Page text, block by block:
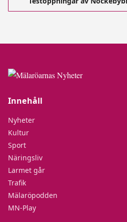
Innehåll
Nyheter
Kultur
Sport
Näringsliv
Larmet går
Trafik
Mälaröpodden
MN-Play